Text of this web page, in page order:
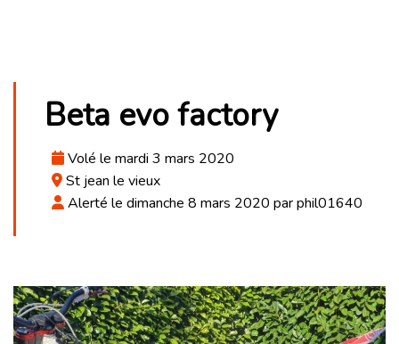
Beta evo factory
Volé le mardi 3 mars 2020
St jean le vieux
Alerté le dimanche 8 mars 2020 par phil01640